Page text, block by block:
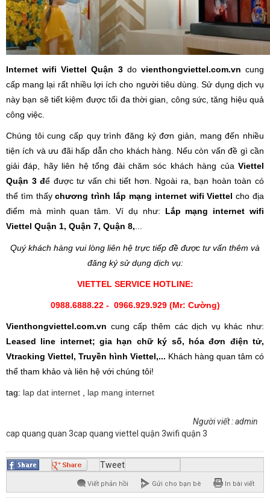
Internet wifi Viettel Quận 3do vienthongviettel.com.vn cung
cấp mang lại rất nhiều lợi ích cho người tiêu dùng. Sử dụng dịch vụ
này bạn sẽ tiết kiệm được tối đa thời gian, công sức, tăng hiệu quả
công việc.
Chúng tôi cung cấp quy trình đăng ký đơn giản, mang đến nhiều
tiện ích và ưu đãi hấp dẫn cho khách hàng. Nếu còn vấn đề gì cần
giải đáp, hãy liên hệ tổng đài chăm sóc khách hàng của Viettel
Quận 3 để được tư vấn chi tiết hơn. Ngoài ra, bạn hoàn toàn có
thể tìm thấy chương trình lắp mạng internet wifi Viettelcho địa
điểm mà mình quan tâm. Ví dụ như: Lắp mạng internet wifi
Viettel Quận 1, Quận 7, Quận 8,...
Quý khách hàng vui lòng liên hệ trực tiếp đề được tư vấn thêm và
đăng ký sử dụng dịch vụ:
VIETTEL SERVICE HOTLINE:
0988.6888.22 - 0966.929.929 (Mr: Cường)
Vienthongviettel.com.vn cung cấp thêm các dịch vụ khác như:
Leased line internet; gia hạn chữ ký số, hóa đơn điện tử,
Vtracking Viettel, Truyền hình Viettel,... Khách hàng quan tâm có
thể tham khảo và liên hệ với chúng tôi!
tag: lap dat internet lap mang internet
Người viết : admin
cap quang quan 3cap quang viettel quận 3wifi quận 3
Tweet
Viết phản hồi Gửi cho bạn bè In bài viết